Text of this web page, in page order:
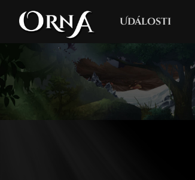
Události